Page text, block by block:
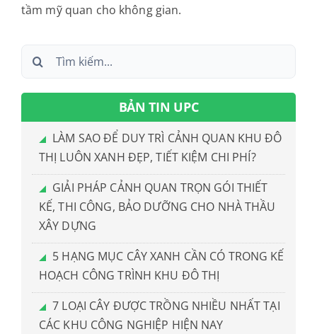
tầm mỹ quan cho không gian.
Search
BẢN TIN UPC
LÀM SAO ĐỂ DUY TRÌ CẢNH QUAN KHU ĐÔ
THỊ LUÔN XANH ĐẸP, TIẾT KIỆM CHI PHÍ?
GIẢI PHÁP CẢNH QUAN TRỌN GÓI THIẾT
KẾ, THI CÔNG, BẢO DƯỠNG CHO NHÀ THẦU
XÂY DỰNG
5 HẠNG MỤC CÂY XANH CẦN CÓ TRONG KẾ
HOẠCH CÔNG TRÌNH KHU ĐÔ THỊ
7 LOẠI CÂY ĐƯỢC TRỒNG NHIỀU NHẤT TẠI
CÁC KHU CÔNG NGHIỆP HIỆN NAY